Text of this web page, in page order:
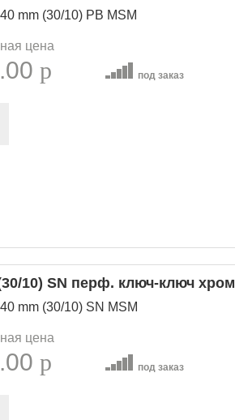
mm (30/10) PB MSM
цена
p под заказ
10) SN перф. ключ-ключ хром
mm (30/10) SN MSM
цена
p под заказ